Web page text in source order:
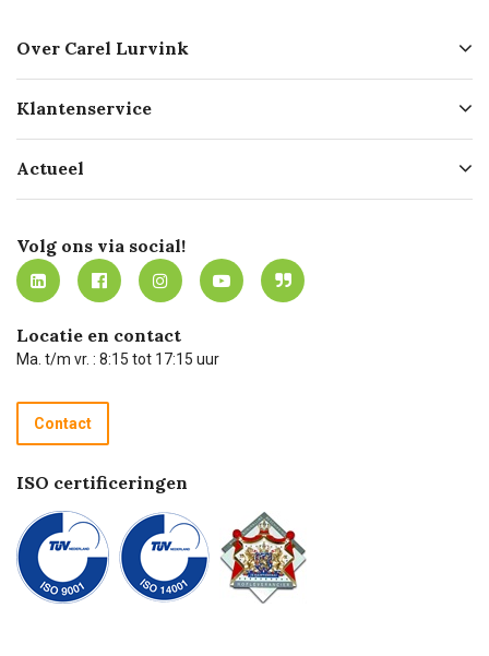
Over Carel Lurvink
Geschiedenis
Missie
Werken bij Carel Lurvink
MVO
Klantenservice
Bezorgen
Mijn Carel Lurvink
Mijn Carel Lurvink instructievideo's
Carel Lurvink App
Hulp op afstand
Technische dienst
Recycle programma
Betalen
Actueel
Innovation LAB
Tevreden klanten
Carel Lurvink Blog
Carel de podcast
Volg ons via social!
Locatie en contact
Ma. t/m vr. : 8:15 tot 17:15 uur
Contact
ISO certificeringen